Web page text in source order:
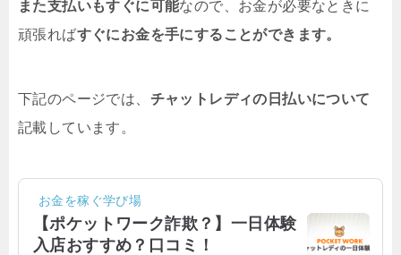
また支払いもすぐに可能なので、お金が必要なときに
頑張ればすぐにお金を手にすることができます。
下記のページでは、 チャットレディの日払いについて
記載しています。
お金を稼ぐ学び場
【ポケットワーク詐欺？】一日体験
入店おすすめ？口コミ！